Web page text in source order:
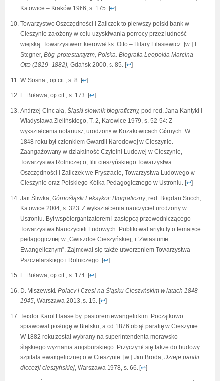
Katowice – Kraków 1966, s. 175. [↩]
Towarzystwo Oszczędności i Zaliczek to pierwszy polski bank w
Cieszynie założony w celu uzyskiwania pomocy przez ludność
wiejską. Towarzystwem kierował ks. Otto – Hilary Filasiewicz. [w:] T.
Stegner, Bóg, protestantyzm, Polska. Biografia Leopolda Marcina
Otto (1819- 1882), Gdańsk 2000, s. 85. [↩]
W. Sosna., op.cit., s. 8. [↩]
E. Buława, op.cit., s. 173. [↩]
Andrzej Cinciała, Śląski słownik biograficzny, pod red. Jana Kantyki i
Władysława Zielińskiego, T. 2, Katowice 1979, s. 52-54: Z
wykształcenia notariusz, urodzony w Kozakowicach Górnych. W
1848 roku był członkiem Gwardii Narodowej w Cieszynie.
Zaangażowany w działalność Czytelni Ludowej w Cieszynie,
Towarzystwa Rolniczego, filii cieszyńskiego Towarzystwa
Oszczędności i Zaliczek we Frysztacie, Towarzystwa Ludowego w
Cieszynie oraz Polskiego Kółka Pedagogicznego w Ustroniu. [↩]
Jan Śliwka, Górnośląski Leksykon Biograficzny, red. Bogdan Snoch,
Katowice 2004, s. 323: Z wykształcenia nauczyciel urodzony w
Ustroniu. Był współorganizatorem i zastępcą przewodniczącego
Towarzystwa Nauczycieli Ludowych. Publikował artykuły o tematyce
pedagogicznej w „Gwiazdce Cieszyńskiej„ i ”Zwiastunie
Ewangelicznym”. Zajmował się także utworzeniem Towarzystwa
Pszczelarskiego i Rolniczego. [↩]
E. Buława, op.cit., s. 174. [↩]
D. Miszewski, Polacy i Czesi na Śląsku Cieszyńskim w latach 1848-
1945, Warszawa 2013, s. 15. [↩]
Teodor Karol Haase był pastorem ewangelickim. Początkowo
sprawował posługę w Bielsku, a od 1876 objął parafię w Cieszynie.
W 1882 roku został wybrany na superintendenta morawsko –
śląskiego wyznania augsburskiego. Przyczynił się także do budowy
szpitala ewangelicznego w Cieszynie. [w:] Jan Broda, Dzieje parafii
diecezji cieszyńskiej, Warszawa 1978, s. 66. [↩]